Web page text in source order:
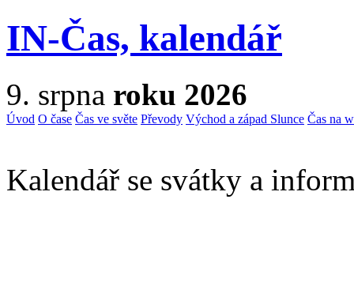
IN-Čas, kalendář
9. srpna roku 2026
Úvod O čase Čas ve světe Převody Východ a západ Slunce Čas na
Kalendář se svátky a